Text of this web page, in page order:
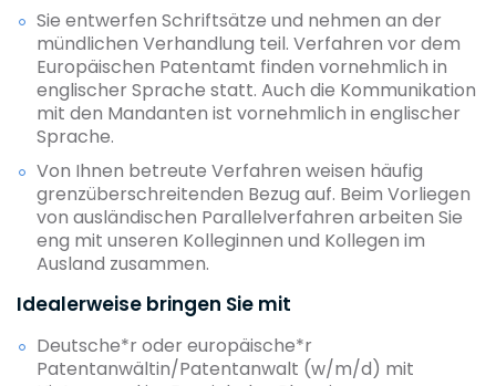
Sie entwerfen Schriftsätze und nehmen an der
mündlichen Verhandlung teil. Verfahren vor dem
Europäischen Patentamt finden vornehmlich in
englischer Sprache statt. Auch die Kommunikation
mit den Mandanten ist vornehmlich in englischer
Sprache.
Von Ihnen betreute Verfahren weisen häufig
grenzüberschreitenden Bezug auf. Beim Vorliegen
von ausländischen Parallelverfahren arbeiten Sie
eng mit unseren Kolleginnen und Kollegen im
Ausland zusammen.
Idealerweise bringen Sie mit
Deutsche*r oder europäische*r
Patentanwältin/Patentanwalt (w/m/d) mit